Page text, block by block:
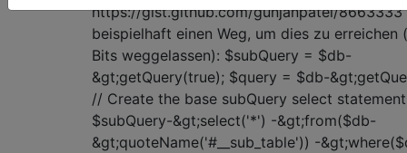
https://gist.github.com/gunjanpatel/8663333
beispielhaft einen Weg, um dies zu erreichen
Bits weggelassen): $subQuery = $db-
&gt;getQuery(true); $query = $db-
// Create the base subQuery select
$subQuery-&gt;select('*') -&gt;from($db-
&gt;quoteName('#__sub_table')) -